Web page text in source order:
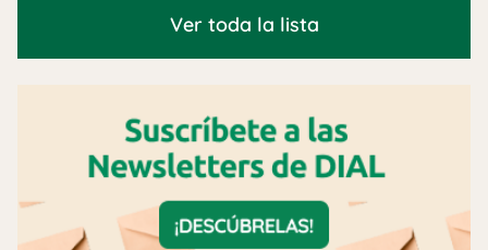
Ver toda la lista